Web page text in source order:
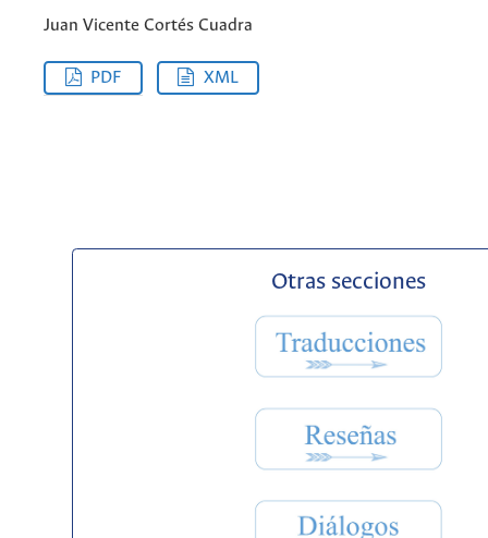
Juan Vicente Cortés Cuadra
PDF XML
Otras secciones